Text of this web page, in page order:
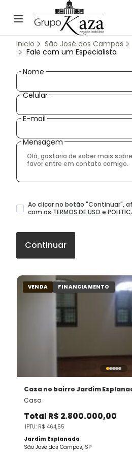
Inicio São José dos Campos
Fale com um Especialista
VENDA FINANCIAMENTO
Casano bairro Jardim
Casa
Total R$ 2.800.000,00
IPTU: R$ 464,55
Jardim Esplanada
São José dos Campos, SP
Nome
Celular
E-mail
Mensagem
Ao clicar no botão "Continuar",
com os TERMOS DE USO e
Continuar